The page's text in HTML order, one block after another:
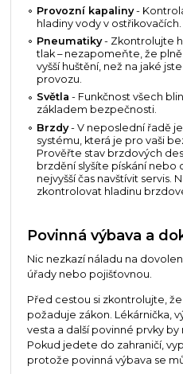
Provozní kapaliny-
hladiny vody v ostřikovačích.
Pneumatiky- Zkontrolujte
tlak – nezapomeňte, že
vyšší huštění, než na jaké
provozu.
Světla - Funkčnost všech
základem bezpečnosti.
Brzdy- V neposlední řadě
systému, která je pro vaši
Prověřte stav brzdových
brzdění slyšíte pískání
nejvyšší čas navštívit servis.
zkontrolovat hladinu
Povinná výbava a
Nic nezkazí náladu na
úřady nebo pojišťovnou.
Před cestou si zkontrolujte,
požaduje zákon. Lékárnička,
vesta a další povinné prvky
Pokud jedete do zahraničí,
protože povinná výbava se